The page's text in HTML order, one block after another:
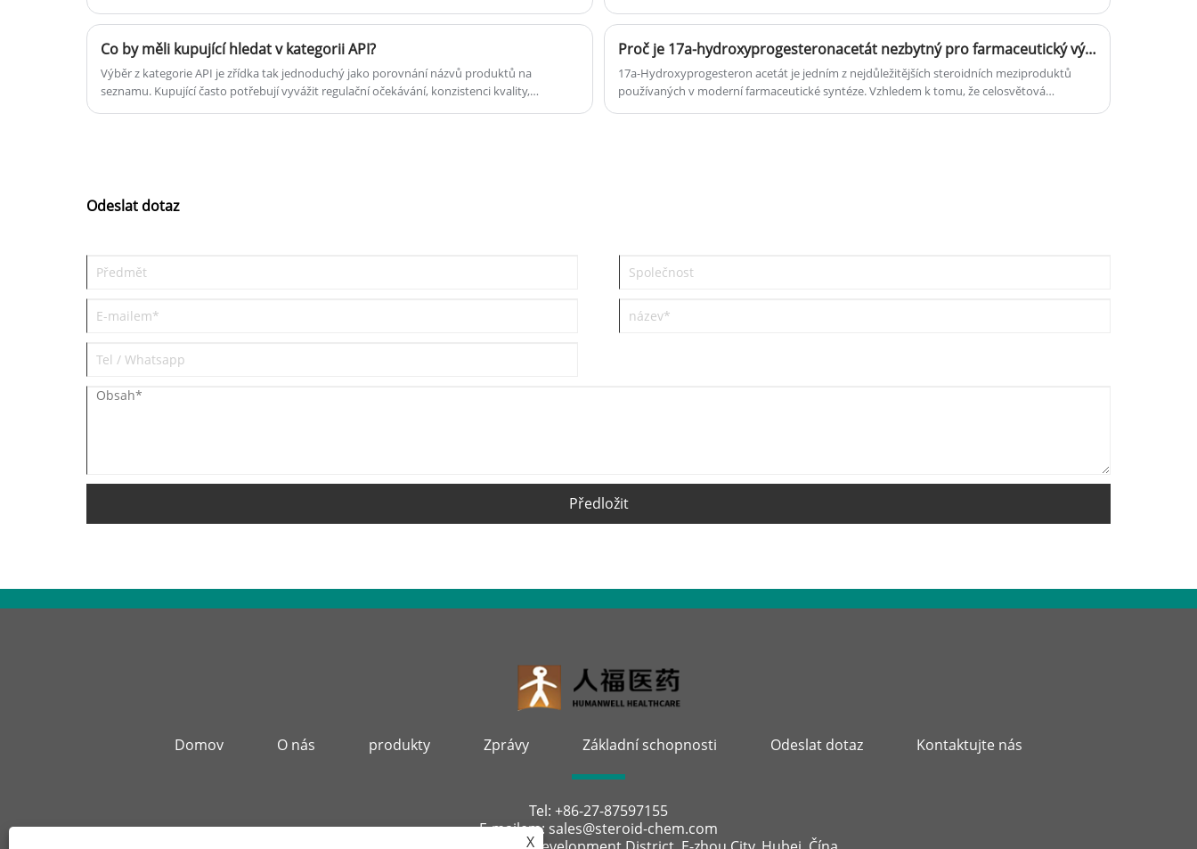
doplňkový progesteron.
Co by měli kupující hledat v kategorii API?
Výběr z kategorie API je zřídka tak jednoduchý jako porovnání názvů produktů na
seznamu. Kupující často potřebují vyvážit regulační očekávání, konzistenci kvality,
Proč je 17a-hydroxyprogesteronacetát nezbytný pro farmaceutický výzkum a výrobu steroidních meziproduktů
17a-Hydroxyprogesteron acetát je jedním z nejdůležitějších steroidních meziproduktů
používaných v moderní farmaceutické syntéze. Vzhledem k tomu, že celosvětová
Odeslat dotaz
Předložit
Domov O nás produkty Zprávy Základní schopnosti Odeslat dotaz Kontaktujte nás
Tel: +86-27-87597155
E-mailem: sales@steroid-chem.com
X